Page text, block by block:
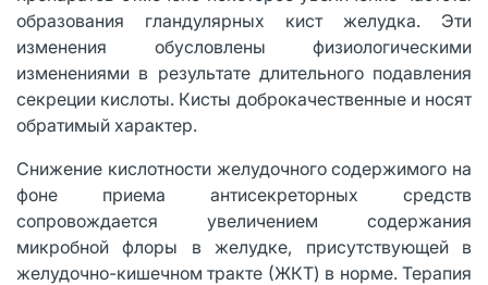
образования гландулярных кист желудка. Эти
изменения обусловлены физиологическими
изменениями в результате длительного подавления
секреции кислоты. Кисты доброкачественные и носят
обратимый характер.
Снижение кислотности желудочного содержимого на
фоне приема антисекреторных средств
сопровождается увеличением содержания
микробной флоры в желудке, присутствующей в
желудочно-кишечном тракте (ЖКТ) в норме. Терапия